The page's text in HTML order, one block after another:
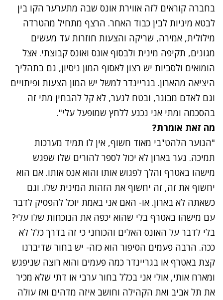
בחברה קוראים לזה אווירת אונס שבה מתערער הקו בין
לבטא מיניות לבין כבוד האחר. הרצף מתחיל מהטרדה
מילולית, אמירה, שריקה והצעות חוזרות עד מעשים
מגונים, תקיפה מינית ולבסוף אונס ואונס קבוצתי. אצל
הומואים ולסביות יש רצון לאסוף המון ניסיון, גם בתהליך
היציאה מהארון. בגריינדר למשל יש המון הצעות ופיתויים
וגם לאדם מבוגר, ובטח לנער, לא קל להבחין מתי זה
בהסכמה ומתי אני נכנע ללחץ שמופעל עלי".
מה זאת אומרת?
"הנוער הלהט"בי מאוד חשוף, אין לו תמיד מערכות
תמיכה. נער בארון לא יכול לספר להורים שלו שפגש
מישהו באטרף והלך לפגוש אותו והוא אנס אותו. אם הוא
יחשוף את זה, זה יחשוף את הזהות המינית שלו. וגם
כשאתה לא בארון. או- האם אני באמת יוכל להפסיק לדבר
עם מישהו באטרף בלי שהוא יכפה את הנוכחות שלו עלי?
בלי לדבר על האונס האלים והכוחני כי זה בדרך כלל לא
ככה. הרבה פעמים הסיפור הוא כזה- יש בחור שדיברנו
קצת באטרף או בגריינדר כמה פעמים והוא רוצה שניפגש
ומארח אותי, אולי אני בכלל בחור ערבי או דתי שלא מכיר
את תל אביב ואת הקהילה וחושב איזה מדהים ואז עולה